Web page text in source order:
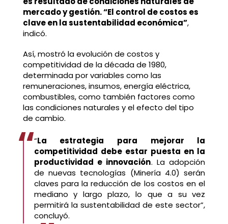
mercado y gestión. “El control de costos es
clave en la sustentabilidad económica”,
indicó.
Así, mostró la evolución de costos y
competitividad de la década de 1980,
determinada por variables como las
remuneraciones, insumos, energía eléctrica,
combustibles, como también factores como
las condiciones naturales y el efecto del tipo
de cambio.
“La estrategia para mejorar la
competitividad debe estar puesta en la
productividad e innovación. La adopción
de nuevas tecnologías (Minería 4.0) serán
claves para la reducción de los costos en el
mediano y largo plazo, lo que a su vez
permitirá la sustentabilidad de este sector”,
concluyó.